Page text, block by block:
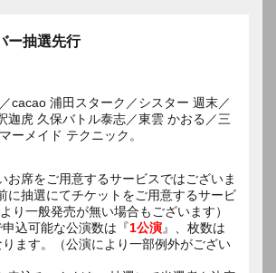
ー抽選先行
cacao 浦田スターク／シスター 週末／
迦虎 久保バトル泰志／東雲 かおる／三
ーメイド テクニック。
お席をご用意するサービスではございま
に抽選にてチケットをご用意するサービ
り一般発売が無い場合もございます）
申込可能な公演数は『1公演』、枚数は
ます。（公演により一部例外がござい